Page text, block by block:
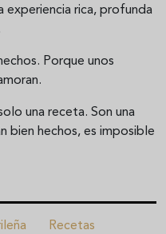
experiencia rica, profunda
Porque unos
una receta. Son una
bien hechos, es imposible
Recetas